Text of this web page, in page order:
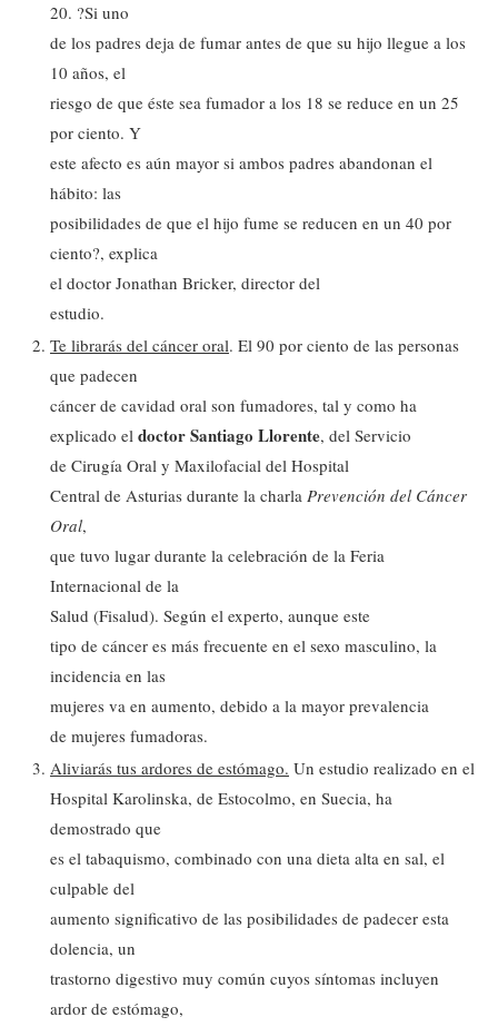
20. ?Si uno
de los padres deja de fumar antes de que su hijo llegue a los
10 años, el
riesgo de que éste sea fumador a los 18 se reduce en un 25
por ciento. Y
este afecto es aún mayor si ambos padres abandonan el
hábito: las
posibilidades de que el hijo fume se reducen en un 40 por
ciento?, explica
el doctor Jonathan Bricker, director del
estudio.
Te librarás del cáncer oral. El 90 por ciento de las personas
que padecen
cáncer de cavidad oral son fumadores, tal y como ha
explicado el doctor Santiago Llorente, del Servicio
de Cirugía Oral y Maxilofacial del Hospital
Central de Asturias durante la charla Prevención del Cáncer
Oral,
que tuvo lugar durante la celebración de la Feria
Internacional de la
Salud (Fisalud). Según el experto, aunque este
tipo de cáncer es más frecuente en el sexo masculino, la
incidencia en las
mujeres va en aumento, debido a la mayor prevalencia
de mujeres fumadoras.
Aliviarás tus ardores de estómago. Un estudio realizado en el
Hospital Karolinska, de Estocolmo, en Suecia, ha
demostrado que
es el tabaquismo, combinado con una dieta alta en sal, el
culpable del
aumento significativo de las posibilidades de padecer esta
dolencia, un
trastorno digestivo muy común cuyos síntomas incluyen
ardor de estómago,